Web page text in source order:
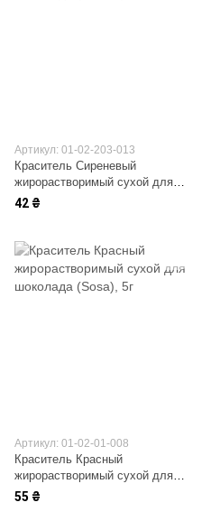
Артикул: 01-02-203-013
Краситель Сиреневый
жирорастворимый сухой для
шоколада (Zefirka)
42 ₴
Артикул: 01-02-01-008
Краситель Красный
жирорастворимый сухой для
шоколада (Sosa)
55 ₴